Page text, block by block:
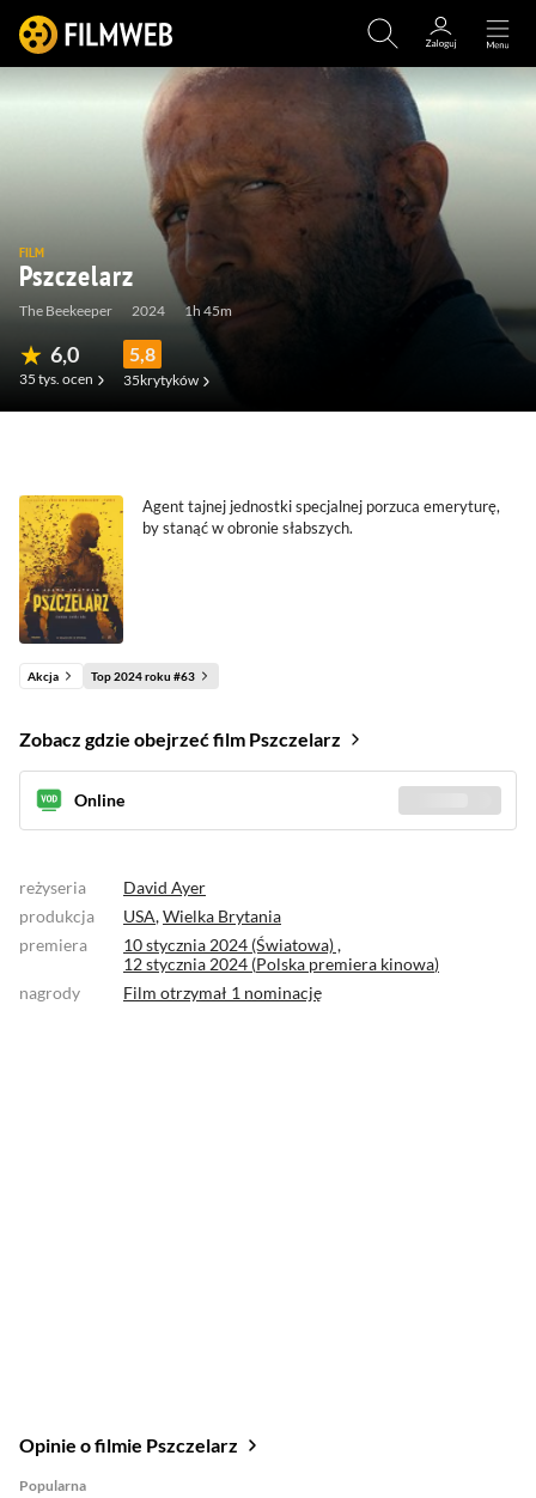
FILM
Pszczelarz
The Beekeeper 2024 1h 45m
6,0
35 tys. ocen
5,8
35krytyków
Agent tajnej jednostki specjalnej porzuca emeryturę,
by stanąć w obronie słabszych.
Akcja Top 2024 roku #63
reżyseria
David Ayer
produkcja
USA,Wielka Brytania
premiera
10 stycznia 2024 (Światowa) ,
12 stycznia 2024 (Polska premiera kinowa)
nagrody
Film otrzymał 1 nominację
Zobacz gdzie obejrzeć film Pszczelarz
Online
Opinie o filmie Pszczelarz
Popularna